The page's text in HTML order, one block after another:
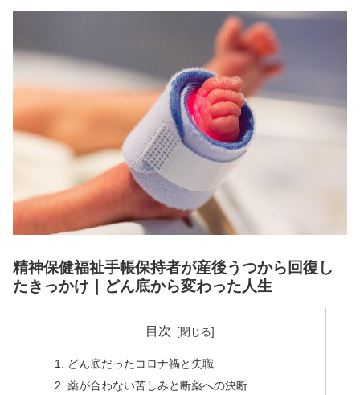
精神保健福祉手帳保持者が産後うつから回復し
たきっかけ｜どん底から変わった人生
目次
どん底だったコロナ禍と失職
薬が合わない苦しみと断薬への決断